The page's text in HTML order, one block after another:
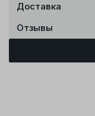
Доставка
Отзывы